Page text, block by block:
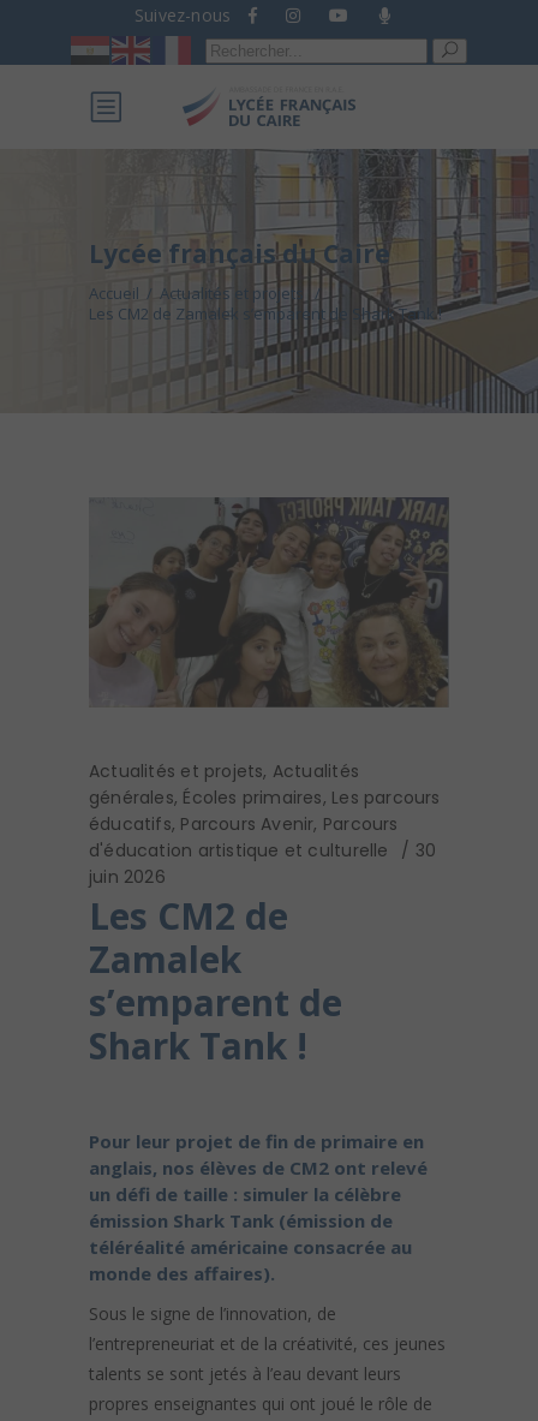
Suivez-nous
Recherche
pour :
Lycée français du Caire
Accueil / Actualités et projets
/
Les CM2 de Zamalek s’emparent de Shark Tank !
Actualités et projets, Actualités
générales, Écoles primaires, Les parcours
éducatifs, Parcours Avenir, Parcours
d'éducation artistique et culturelle
30
juin 2026
Les CM2 de
Zamalek
s’emparent de
Shark Tank !
Pour leur projet de fin de primaire en
anglais, nos élèves de CM2 ont relevé
un défi de taille : simuler la célèbre
émission Shark Tank (émission de
téléréalité américaine consacrée au
monde des affaires).
Sous le signe de l’innovation, de
l’entrepreneuriat et de la créativité, ces jeunes
talents se sont jetés à l’eau devant leurs
propres enseignantes qui ont joué le rôle de